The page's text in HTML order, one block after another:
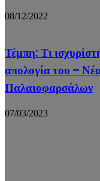
08/12/2022
Τέμπη: Τι
απολογία του –
Παλαιοφαρσάλων
07/03/2023